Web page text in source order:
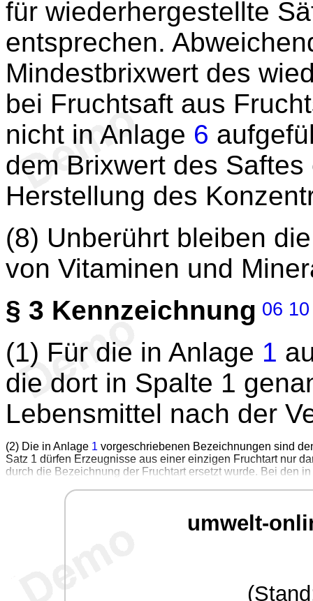
für wiederhergestellte
entsprechen.
Mindestbrixwert des
bei Fruchtsaft aus
nicht in Anlage 6
dem Brixwert des
Herstellung des
(8) Unberührt bleiben
von Vitaminen und
§ 3 Kennzeichnung 06 10
(1) Für die in Anlage 1
die dort in Spalte 1
Lebensmittel nach der
(2) Die in Anlage 1 vorgeschriebenen Bezeichnungen sind
Satz 1 dürfen Erzeugnisse aus einer einzigen Fruchtart nur
durch die Bezeichnung der Fruchtart ersetzt wurde. Bei den
umwelt-